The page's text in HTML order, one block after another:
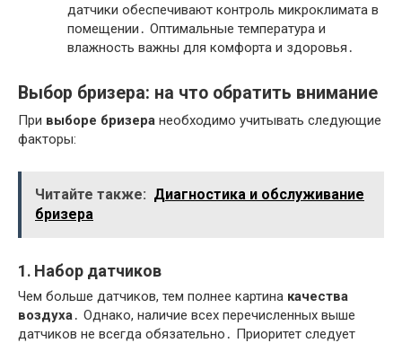
датчики обеспечивают контроль микроклимата в
помещении․ Оптимальные температура и
влажность важны для комфорта и здоровья․
Выбор бризера: на что обратить внимание
При выборе бризера необходимо учитывать следующие
факторы:
Читайте также: Диагностика и обслуживание
бризера
1․ Набор датчиков
Чем больше датчиков, тем полнее картина качества
воздуха․ Однако, наличие всех перечисленных выше
датчиков не всегда обязательно․ Приоритет следует